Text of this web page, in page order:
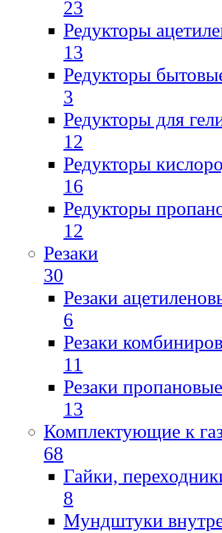
23
Редукторы
13
Редукторы
3
Редукторы для
12
Редукторы
16
Редукторы
12
Резаки
30
Резаки
6
Резаки
11
Резаки пропановые
13
Комплектующие к
68
Гайки,
8
Мундштуки